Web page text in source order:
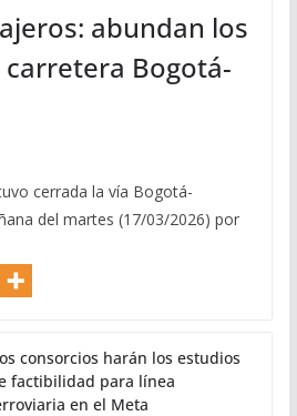
abundan los
Bogotá-
cerrada la vía Bogotá-
del martes (17/03/2026) por
consorcios harán los estudios
factibilidad para línea
en el Meta